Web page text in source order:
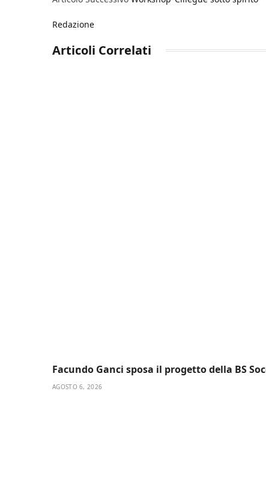
Redazione
Articoli Correlati
Facundo Ganci sposa il progetto della BS
AGOSTO 6, 2026